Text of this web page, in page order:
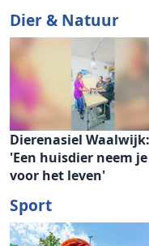
Dier & Natuur
Dierenasiel Waalwijk:
'Een huisdier neem je
voor het leven'
Sport